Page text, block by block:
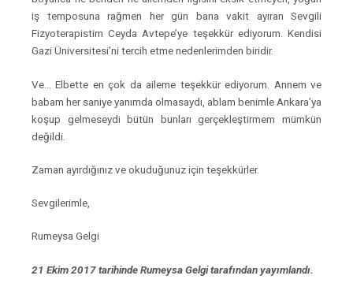
iş temposuna rağmen her gün bana vakit ayıran Sevgili
Fizyoterapistim Ceyda Avtepe’ye teşekkür ediyorum. Kendisi
Gazi Üniversitesi’ni tercih etme nedenlerimden biridir.
Ve… Elbette en çok da aileme teşekkür ediyorum. Annem ve
babam her saniye yanımda olmasaydı, ablam benimle Ankara’ya
koşup gelmeseydi bütün bunları gerçekleştirmem mümkün
değildi.
Zaman ayırdığınız ve okuduğunuz için teşekkürler.
Sevgilerimle,
Rumeysa Gelgi
21 Ekim 2017 tarihinde Rumeysa Gelgi tarafından yayımlandı.